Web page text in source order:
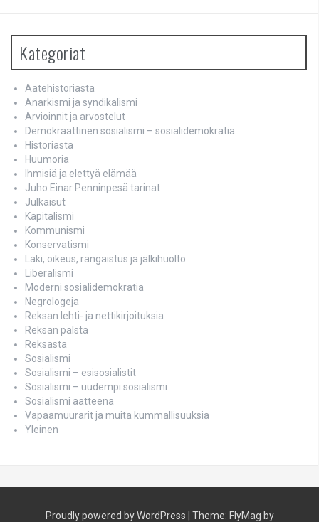
Kategoriat
Aatehistoriasta
Anarkismi ja syndikalismi
Arvioinnit ja arvostelut
Demokraattinen sosialismi – sosialidemokratia
Historiasta
Huumoria
Ihmisiä ja elettyä elämää
Juho Einar Penninpesä tarinat
Julkaisut
Kapitalismi
Kommunismi
Konservatismi
Laki, oikeus, rangaistus ja jälkihuolto
Liberalismi
Moderni sosialidemokratia
Negrologeja
Reksan lehti- ja nettikirjoituksia
Reksan palsta
Reksasta
Sosialismi
Sosialismi – esisosialistit
Sosialismi – uudempi sosialismi
Sosialismi aatteena
Vapaamuurarit ja muita kummallisuuksia
Yleinen
Proudly powered by WordPress Theme: FlyMag by